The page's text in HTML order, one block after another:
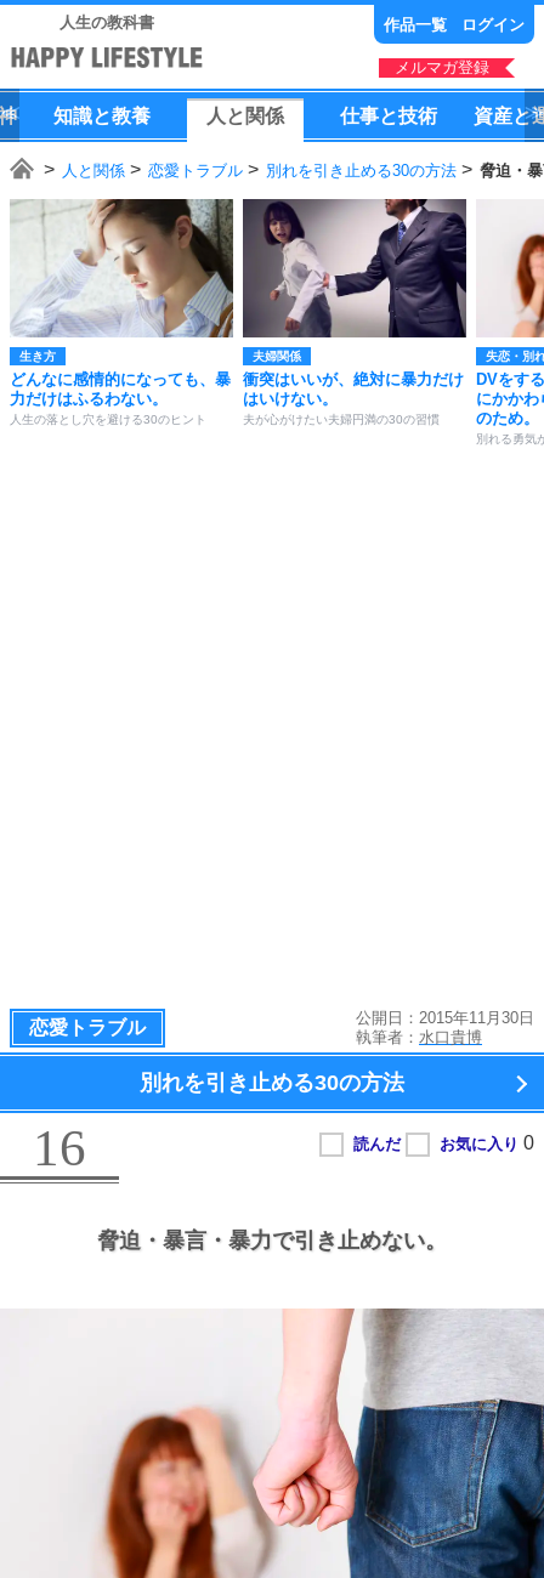
人生の教科書 作品一覧 ログイン
メルマガ登録
知識と教養 人 と 関係 仕事と技術 資産と
人と関係 恋愛トラブル 別れを引き止める30の方法 脅迫・
生き方
どんなに感情的になっても、暴
力だけはふるわない。
人生の落とし穴を避ける30のヒント
夫婦関係
衝突はいいが、絶対に暴力だけ
はいけない。
夫が心がけたい夫婦円満の30の習慣
失恋・別
DVをす
にかか
のため。
別れる勇気
恋愛トラブル
公開日：2015年11月30日
執筆者： 水口貴博
別れを引き止める30の方法
16
脅迫・暴言・暴力で引き止めない。